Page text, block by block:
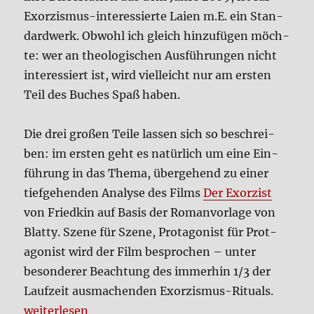
Exor­zis­mus-inter­es­sier­te Lai­en m.E. ein Stan­
dard­werk. Obwohl ich gleich hin­zu­fü­gen möch­
te: wer an theo­lo­gi­schen Aus­füh­run­gen nicht
inter­es­siert ist, wird viel­leicht nur am ersten
Teil des Buches Spaß haben.
Die drei gro­ßen Tei­le las­sen sich so beschrei­
ben: im ersten geht es natür­lich um eine Ein­
füh­rung in das The­ma, über­ge­hend zu einer
tief­ge­hen­den Ana­ly­se des FilmsDer Exor­zist
von Fried­kin auf Basis der Roman­vor­la­ge von
Blat­ty. Sze­ne für Sze­ne, Prot­ago­nist für Prot­
ago­nist wird der Film bespro­chen – unter
beson­de­rer Beach­tung des immer­hin 1/3 der
Lauf­zeit aus­ma­chen­den Exor­zis­mus-Ritu­als.
„Der Exor­zis­mus in der Katho­li­schen Kir­che
wei­ter­le­sen